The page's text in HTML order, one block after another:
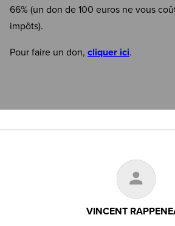
66% (un don de 100 euros ne vous
impôts).
Pour faire un don, cliquer ici.
VINCENT